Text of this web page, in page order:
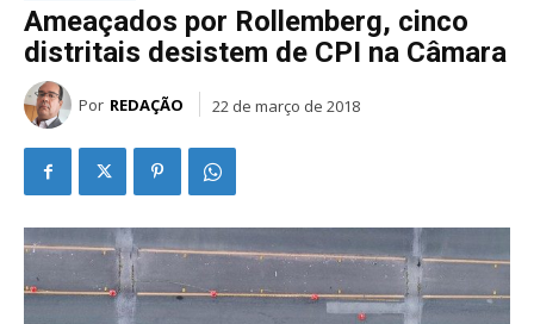
Ameaçados por Rollemberg, cinco
distritais desistem de CPI na Câmara
Por REDAÇÃO 22 de março de 2018